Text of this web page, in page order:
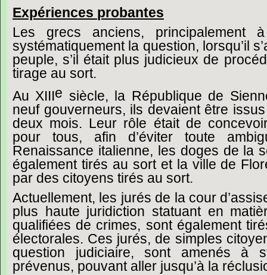
Expériences probantes
Les
grecs anciens, principalement
à
systématiquement la question, lorsqu’il
peuple, s’il était plus judicieux de
tirage au sort.
Au XIIIe siècle, la République de
neuf gouverneurs, ils devaient être issus
deux mois. Leur rôle était de
pour
tous, afin d’éviter toute
Renaissance italienne, les doges de la
également tirés au sort et la ville de
par des citoyens tirés au sort.
Actuellement, les jurés de la cour
plus
haute juridiction statuant en
qualifiées de crimes, sont également
électorales. Ces jurés, de simples
question
judiciaire, sont amenés à
prévenus, pouvant aller jusqu’à la